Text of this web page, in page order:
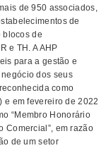
de 950 associados,
de
blocos de
e TH. A AHP
para a gestão e
dos seus
como
e em fevereiro de 2022
“Membro Honorário
Comercial”, em razão
de um setor